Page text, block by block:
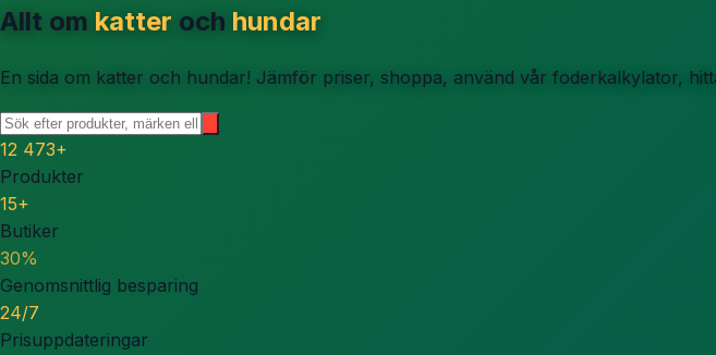
Allt om katter och hundar
En sida om katter och hundar! Jämför priser, shoppa, använd vår foderkalkylator,
12 473+
Produkter
15+
Butiker
30%
Genomsnittlig besparing
24/7
Prisuppdateringar